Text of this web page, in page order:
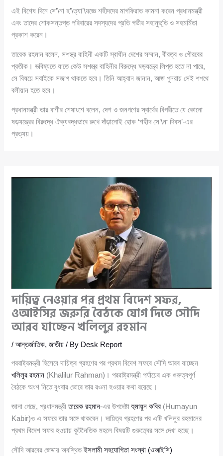
এই বিশেষ দিনে সে’\না হ’\ত্যা’\যজ্ঞে শহীদদের মাগফিরাত কামনা করেন প্রধানমন্ত্রী
এবং তাদের শোকসন্তপ্ত পরিবারের সদস্যদের প্রতি গভীর সহানুভূতি ও সহমর্মিতা
প্রকাশ করেন।
তারেক রহমান বলেন, সশস্ত্র বাহিনী একটি স্বাধীন দেশের সম্মান, বীরত্ব ও গৌরবের
প্রতীক। ভবিষ্যতে যাতে কেউ সশস্ত্র বাহিনীর বিরুদ্ধে ষড়যন্ত্রে লিপ্ত হতে না পারে,
সে বিষয়ে সবাইকে সজাগ থাকতে হবে। তিনি আহ্বান জানান, আজ পুনরায় সেই শপথে
বলীয়ান হতে হবে।
প্রধানমন্ত্রী তার বাণীর শেষাংশে বলেন, দেশ ও জনগণের স্বার্থের বিপরীতে যে কোনো
ষড়যন্ত্রের বিরুদ্ধে ঐক্যবদ্ধভাবে রুখে দাঁড়ানোই হোক ‘শহীদ সে’\না দিবস’-এর
প্রত্যয়।
দায়িত্ব নেওয়ার পর প্রথম বিদেশ সফর,
ওআইসির জরুরি বৈঠকে যোগ দিতে সৌদি
আরব যাচ্ছেন খলিলুর রহমান
/আন্তর্জাতিক,জাতীয় / By Desk Report
পররাষ্ট্রমন্ত্রী হিসেবে দায়িত্ব গ্রহণের পর প্রথম বিদেশ সফরে সৌদি আরব যাচ্ছেন
খলিলুর রহমান (Khalilur Rahman)। পররাষ্ট্রমন্ত্রী পর্যায়ের এক গুরুত্বপূর্ণ
বৈঠকে অংশ নিতে বুধবার ভোরে তার রওনা হওয়ার কথা রয়েছে।
জানা গেছে, প্রধানমন্ত্রীতারেক রহমান-এর উপদেষ্টাহুমায়ুন কবির (Humayun
Kabir)ও এ সফরে তার সঙ্গে থাকবেন। দায়িত্ব গ্রহণের পর এটি খলিলুর রহমানের
প্রথম বিদেশ সফর হওয়ায় কূটনৈতিক মহলে বিষয়টি গুরুত্বের সঙ্গে দেখা হচ্ছে।
সৌদি আরবের জেদ্দায় অবস্থিতইসলামী সহযোগিতা সংস্থা (ওআইসি)